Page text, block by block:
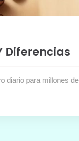
Diferencias
diario para millones de